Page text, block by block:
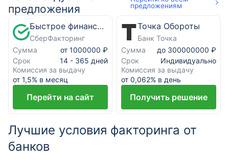
предложения
предложениям
Быстрое финансирование
СберФакторинг
Сумма
от 1000000 ₽
Срок
14 - 365 дней
Комиссия за выдачу
от 1,5% в месяц
Перейти на сайт
Точка Обороты
Банк Точка
Сумма
до 300000000 ₽
Срок
Индивидуально
Комиссия за выдачу
от 0,062% в день
Получить решение
Лучшие условия факторинга от
банков